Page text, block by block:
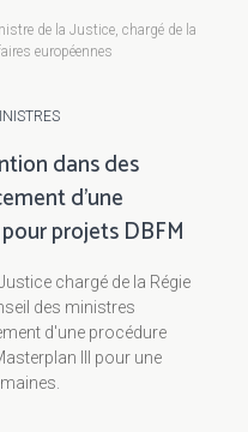
de la Justice, chargé de la
européennes
dans des
d'une
projets DBFM
chargé de la Régie
des ministres
d'une procédure
III pour une